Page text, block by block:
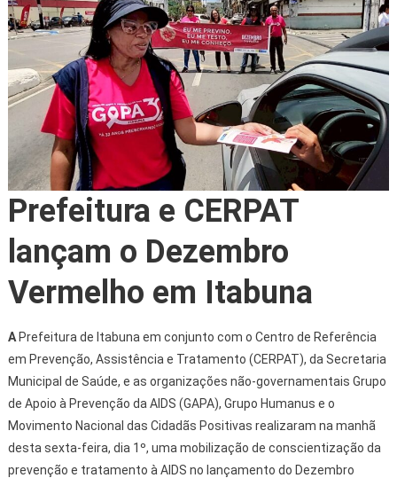
Prefeitura e CERPAT
lançam o Dezembro
Vermelho em Itabuna
A Prefeitura de Itabuna em conjunto com o Centro de Referência
em Prevenção, Assistência e Tratamento (CERPAT), da Secretaria
Municipal de Saúde, e as organizações não-governamentais Grupo
de Apoio à Prevenção da AIDS (GAPA), Grupo Humanus e o
Movimento Nacional das Cidadãs Positivas realizaram na manhã
desta sexta-feira, dia 1º, uma mobilização de conscientização da
prevenção e tratamento à AIDS no lançamento do Dezembro